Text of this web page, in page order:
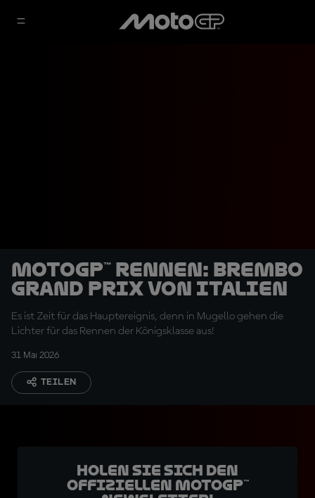
MotoGP™ Rennen: Brembo
Grand Prix von Italien
Es ist Zeit für das Hauptereignis, denn in Mugello gehen die
Lichter für das Rennen der Königsklasse aus!
31 Mai 2026
TEILEN
Holen Sie sich den
offiziellen MotoGP™